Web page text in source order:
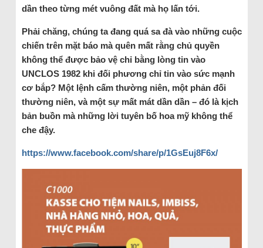
dần theo từng mét vuông đất mà họ lấn tới.
Phải chăng, chúng ta đang quá sa đà vào những cuộc
chiến trên mặt báo mà quên mất rằng chủ quyền
không thể được bảo vệ chỉ bằng lòng tin vào
UNCLOS 1982 khi đối phương chỉ tin vào sức mạnh
cơ bắp? Một lệnh cấm thường niên, một phản đối
thường niên, và một sự mất mát dần dần – đó là kịch
bản buồn mà những lời tuyên bố hoa mỹ không thể
che đậy.
https://www.facebook.com/share/p/1GsEuj8F6x/